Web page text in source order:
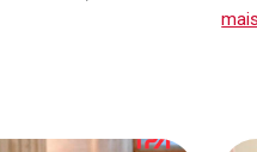
mais